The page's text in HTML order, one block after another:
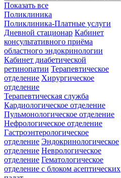
Показать все
Поликлиника
Поликлиника-Платные услуги
Дневной стационар Кабинет
консультативного приёма
областного эндокринологии
Кабинет диабетической
ретинопатии Терапевтическое
отделение Хирургическое
отделение
Терапевтическая служба
Кардиологическое отделение
Пульмонологическое отделение
Нефрологическое отделение
Гастроэнтерологическое
отделение Эндокринологическое
отделение Неврологическое
отделение Гематологическое
отделение c блоком асептических